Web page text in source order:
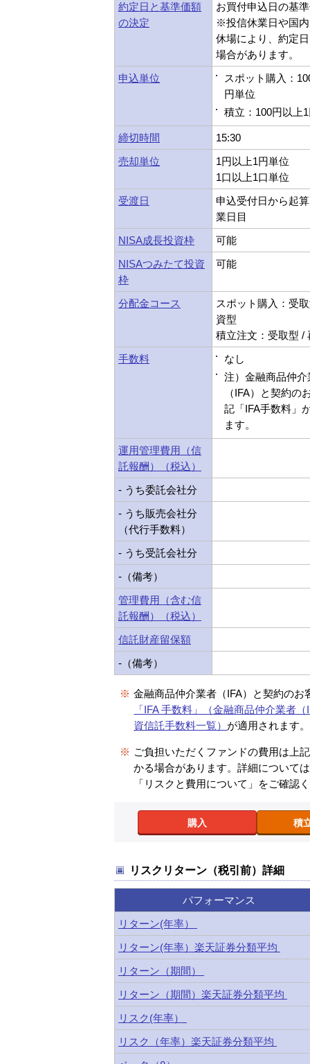
約定日と基準価額
の決定
お買付申込日の基
※投信休業日や国
休場により、約定
場合があります。
申込単位
スポット購入：
円単位
積立：100円以上
締切時間
15:30
売却単位
1円以上1円単位
1口以上1口単位
受渡日
申込受付日から起
業日目
NISA成長投資枠
可能
NISAつみたて投資
枠
可能
分配金コース
スポット購入：受
資型
積立注文：受取型 /
手数料
なし
注）金融商品仲介
（IFA）と契約の
記「IFA手数料」
ます。
運用管理費用（信
託報酬）（税込）
- うち委託会社分
- うち販売会社分
（代行手数料）
- うち受託会社分
-（備考）
管理費用（含む信
託報酬）（税込）
信託財産留保額
-（備考）
※ 金融商品仲介業者（IFA）と契約のお
「IFA 手数料」（金融商品仲介業者
資信託手数料一覧） が適用されます。
※ ご負担いただくファンドの費用は上
かる場合があります。詳細について
「リスクと費用について」をご確認
購入 積
リスクリターン（税引前）詳細
パフォーマンス
リターン(年率）
リターン(年率）楽天証券分類平均
リターン（期間）
リターン（期間）楽天証券分類平均
リスク(年率）
リスク（年率）楽天証券分類平均